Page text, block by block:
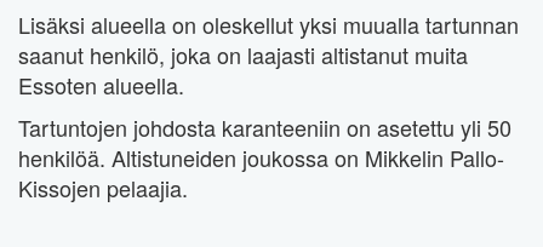
Lisäksi alueella on oleskellut yksi muualla tartunnan
saanut henkilö, joka on laajasti altistanut muita
Essoten alueella.
Tartuntojen johdosta karanteeniin on asetettu yli 50
henkilöä. Altistuneiden joukossa on Mikkelin Pallo-
Kissojen pelaajia.